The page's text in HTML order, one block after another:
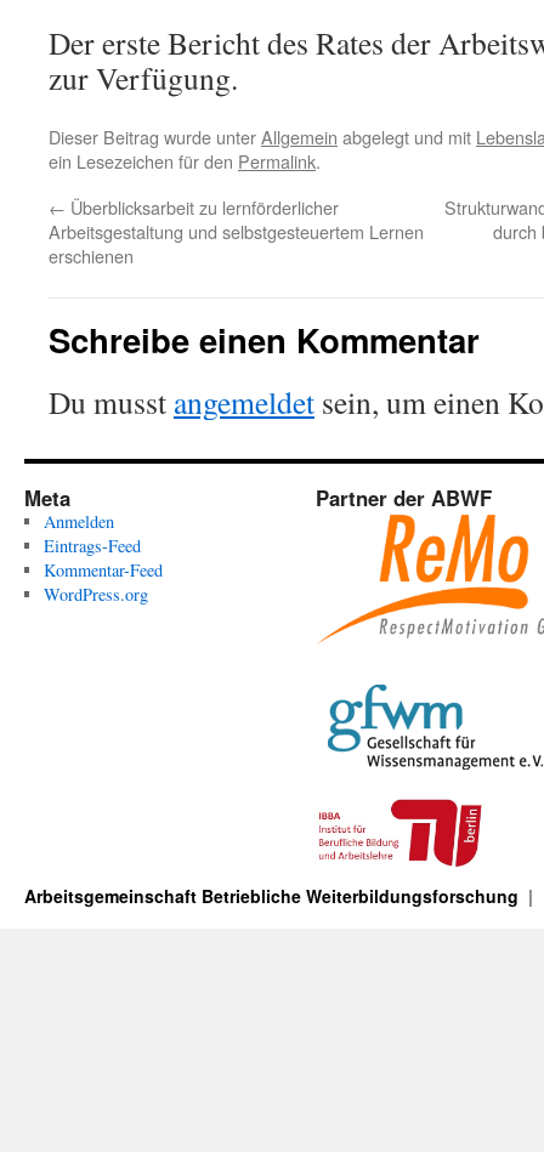
Der erste Bericht des Rates der
zur Verfügung.
Dieser Beitrag wurde unterAllgemein abgelegt und mit
ein Lesezeichen für den Permalink.
← Überblicksarbeit zu lernförderlicher
Arbeitsgestaltung und selbstgesteuertem Lernen
erschienen
durch
Schreibe einen Kommentar
Du musst angemeldet sein, um einen
Meta
Anmelden
Eintrags-Feed
Kommentar-Feed
WordPress.org
Partner der ABWF
Arbeitsgemeinschaft Betriebliche Weiterbildungsforschung